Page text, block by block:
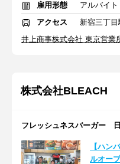
雇用形態
アルバイト
アクセス
新宿三丁
井上商事株式会社 東京営業
株式会社BLEACH
フレッシュネスバーガー
【ハン
ルオー